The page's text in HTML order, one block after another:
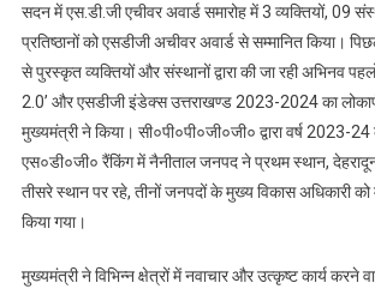
और
एसडीजी
इंडेक्स
उत्तराखण्ड
2023-
2024
किया
सदन में एस.डी.जी एचीवर अवार्ड समारोह में 3 व्यक्तियों, 09
प्रतिष्ठानों को एसडीजी अचीवर अवार्ड से सम्मानित किया।
से पुरस्कृत व्यक्तियों और संस्थानों द्वारा की जा रही अभिनव
2.0’ और एसडीजी इंडेक्स उत्तराखण्ड 2023-2024 का
मुख्यमंत्री ने किया। सी०पी०पी०जी०जी० द्वारा वर्ष 2023-
एस०डी०जी० रैंकिंग में नैनीताल जनपद ने प्रथम स्थान,
तीसरे स्थान पर रहे, तीनों जनपदों के मुख्य विकास अधिकारी को
किया गया।
मुख्यमंत्री ने विभिन्न क्षेत्रों में नवाचार और उत्कृष्ट कार्य करने